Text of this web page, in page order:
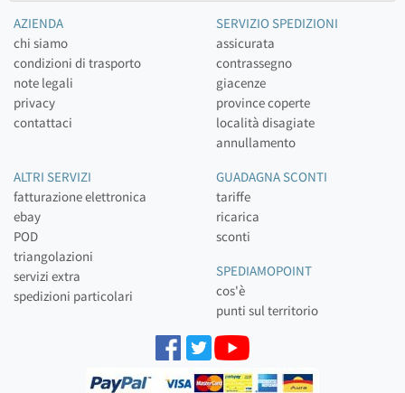
AZIENDA
chi siamo
condizioni di trasporto
note legali
privacy
contattaci
SERVIZIO SPEDIZIONI
assicurata
contrassegno
giacenze
province coperte
località disagiate
annullamento
ALTRI SERVIZI
fatturazione elettronica
ebay
POD
triangolazioni
servizi extra
spedizioni particolari
GUADAGNA SCONTI
tariffe
ricarica
sconti
SPEDIAMOPOINT
cos'è
punti sul territorio